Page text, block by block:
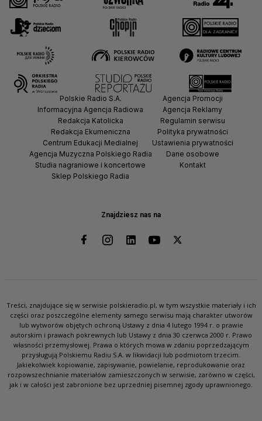
Znajdziesz nas na
Polskie Radio S.A.
Informacyjna Agencja Radiowa
Redakcja Katolicka
Redakcja Ekumeniczna
Centrum Edukacji Medialnej
Agencja Muzyczna Polskiego Radia
Studia nagraniowe i koncertowe
Sklep Polskiego Radia
Agencja Promocji
Agencja Reklamy
Regulamin serwisu
Polityka prywatności
Ustawienia prywatności
Dane osobowe
Kontakt
Treści, znajdujące się w serwisie polskieradio.pl, w tym wszystkie materiały i ich
części oraz poszczególne elementy samego serwisu mają charakter utworów
lub wytworów objętych ochroną Ustawy z dnia 4 lutego 1994 r. o prawie
autorskim i prawach pokrewnych lub Ustawy z dnia 30 czerwca 2000 r. Prawo
własności przemysłowej. Prawa o których mowa w zdaniu poprzedzającym
przysługują Polskiemu Radiu S.A. w likwidacji lub podmiotom trzecim.
Jakiekolwiek kopiowanie, zapisywanie, powielanie, reprodukowanie oraz
rozpowszechnianie materiałów zamieszczonych w serwisie, zarówno w części,
jak i w całości jest zabronione bez uprzedniej pisemnej zgody uprawnionego.